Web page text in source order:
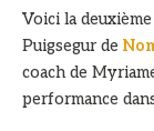
Voici la
Puigsegur de
coach de
performance